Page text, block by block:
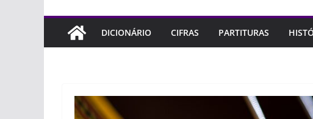
DICIONÁRIO CIFRAS PARTITURAS